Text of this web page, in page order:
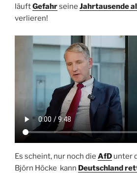
läuftGefahrseine Jahrtausende
verlieren!
Es scheint, nur noch die AfD unter
Björn Höcke kann Deutschland